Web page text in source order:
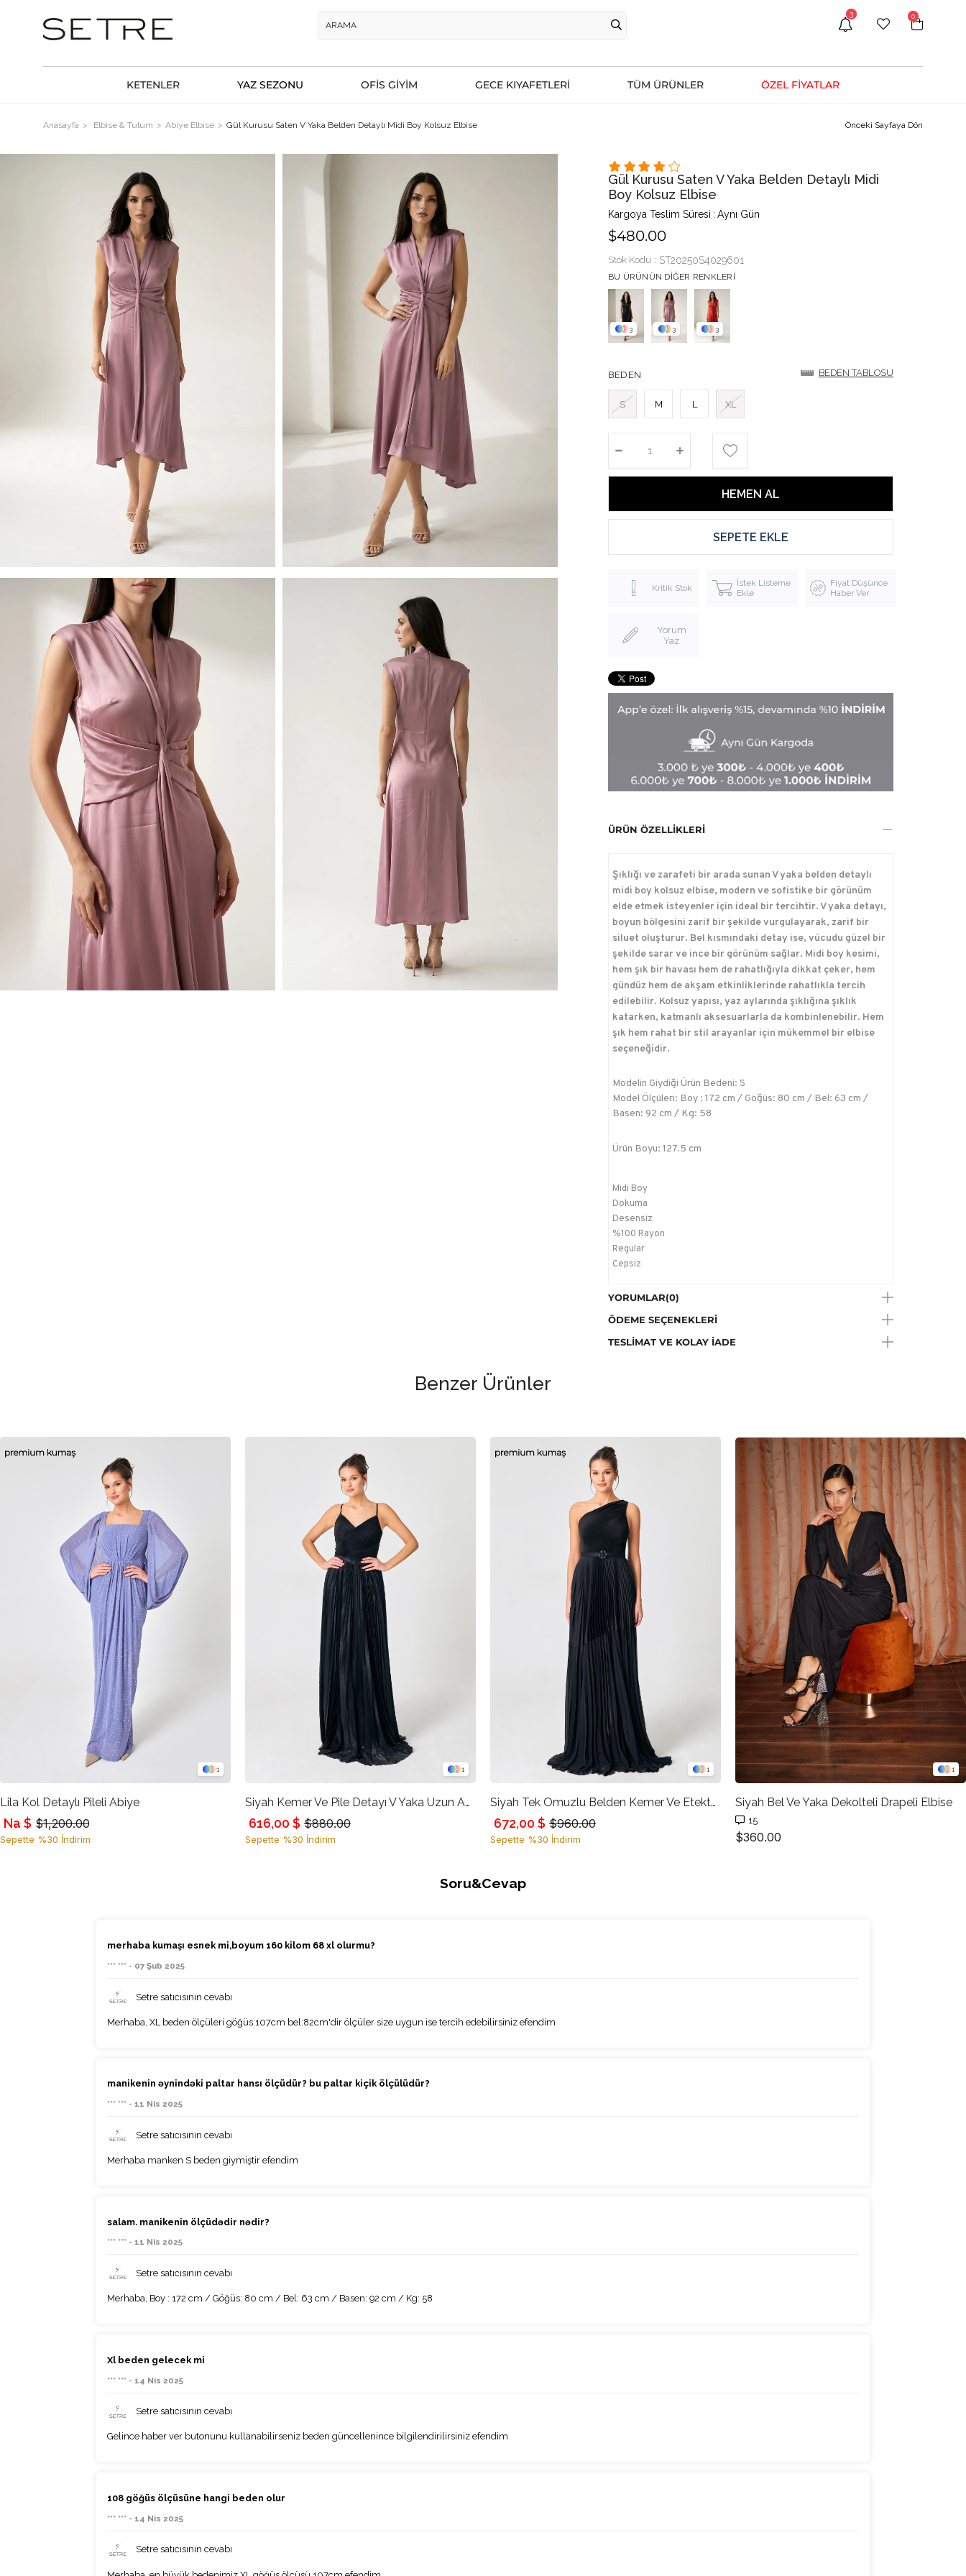
0
3
KETENLER YAZ SEZONU OFİS GİYİM GECE KIYAFETLERİ TÜM ÜRÜNLER ÖZEL FİYATLAR
Anasayfa Elbise & Tulum Abiye Elbise Gül Kurusu Saten V Yaka Belden Detaylı Midi Boy Kolsuz Elbise Önceki Sayfaya Dön
Gül Kurusu Saten V Yaka Belden Detaylı Midi
Boy Kolsuz Elbise
Kargoya Teslim Süresi : Aynı Gün
$480.00
Stok Kodu ST20250S4029601
BU ÜRÜNÜN DIĞER RENKLERI
3 3 3
BEDEN TABLOSU
BEDEN
S M L XL
Kritik Stok
İstek Listeme
Ekle
Fiyat Düşünce
Haber Ver
Yorum
Yaz
ÜRÜN ÖZELLIKLERI
Şıklığı ve zarafeti bir arada sunan V yaka belden detaylı
midi boy kolsuz elbise, modern ve sofistike bir görünüm
elde etmek isteyenler için ideal bir tercihtir. V yaka detayı,
boyun bölgesini zarif bir şekilde vurgulayarak, zarif bir
siluet oluşturur. Bel kısmındaki detay ise, vücudu güzel bir
şekilde sarar ve ince bir görünüm sağlar. Midi boy kesimi,
hem şık bir havası hem de rahatlığıyla dikkat çeker, hem
gündüz hem de akşam etkinliklerinde rahatlıkla tercih
edilebilir. Kolsuz yapısı, yaz aylarında şıklığına şıklık
katarken, katmanlı aksesuarlarla da kombinlenebilir. Hem
şık hem rahat bir stil arayanlar için mükemmel bir elbise
seçeneğidir.
Modelin Giydiği Ürün Bedeni: S
Model Ölçüleri: Boy : 172 cm / Göğüs: 80 cm / Bel: 63 cm /
Basen: 92 cm / Kg: 58
Ürün Boyu: 127.5 cm
Midi Boy
Dokuma
Desensiz
%100 Rayon
Regular
Cepsiz
değişiklik gösterebilir.
YORUMLAR(0)
ÖDEME SEÇENEKLERI
TESLIMAT VE KOLAY İADE
Benzer Ürünler
1
Lila Kol Detaylı Pileli Abiye
$1,200.00
Na $
Sepette %30 İndirim
1
Siyah Kemer Ve Pile Detayı V Yaka Uzun Abiye
$880.00
616,00 $
Sepette %30 İndirim
1
Siyah Tek Omuzlu Belden Kemer Ve Etekten Transparan Detaylı Abiye Elbise
$960.00
672,00 $
Sepette %30 İndirim
1
Siyah Bel Ve Yaka Dekolteli Drapeli Elbise
15
$360.00
Soru&Cevap
merhaba kumaşı esnek mi,boyum 160 kilom 68 xl olurmu?
*** *** - 07 Şub 2025
Setre satıcısının cevabı
Merhaba, XL beden ölçüleri göğüs:107cm bel:82cm'dir ölçüler size uygun ise tercih edebilirsiniz efendim
manikenin əynindəki paltar hansı ölçüdür? bu paltar kiçik ölçülüdür?
*** *** - 11 Nis 2025
Setre satıcısının cevabı
Merhaba manken S beden giymiştir efendim
salam. manikenin ölçüdədir nədir?
*** *** - 11 Nis 2025
Setre satıcısının cevabı
Merhaba, Boy : 172 cm / Göğüs: 80 cm / Bel: 63 cm / Basen: 92 cm / Kg: 58
Xl beden gelecek mi
*** *** - 14 Nis 2025
Setre satıcısının cevabı
Gelince haber ver butonunu kullanabilirseniz beden güncellenince bilgilendirilirsiniz efendim
108 göğüs ölçüsüne hangi beden olur
*** *** - 14 Nis 2025
Setre satıcısının cevabı